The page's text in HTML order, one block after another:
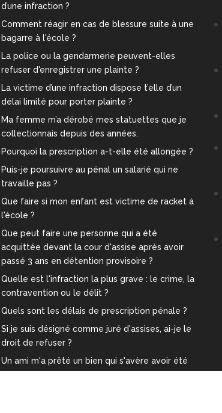
d’une infraction ?
Comment réagir en cas de blessure suite à une
bagarre à l'école ?
La police ou la gendarmerie peuvent-elles
refuser d'enregistrer une plainte ?
La victime d’une infraction dispose t’elle d’un
délai limité pour porter plainte ?
Ma femme m’a dérobé mes statuettes que je
collectionnais depuis des années.
Pourquoi la prescription a-t-elle été allongée ?
Puis-je poursuivre au pénal un salarié qui ne
travaille pas ?
Que faire si mon enfant est victime de racket à
l'école ?
Que peut faire une personne qui a été
acquittée devant la cour d'assise après avoir
passé 3 ans en détention provisoire ?
Quelle est l'infraction la plus grave : le crime, la
contravention ou le délit ?
Quels sont les délais de prescription pénale ?
Si je suis désigné comme juré d'assises, ai-je le
droit de refuser ?
Un ami m'a prêté un bien qui s'avère avoir été
volé. Est-ce-que je risque quelque chose ?